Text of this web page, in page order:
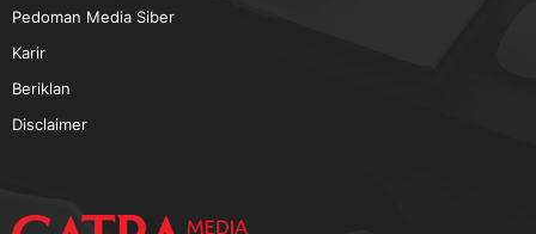
Pedoman Media Siber
Karir
Beriklan
Disclaimer